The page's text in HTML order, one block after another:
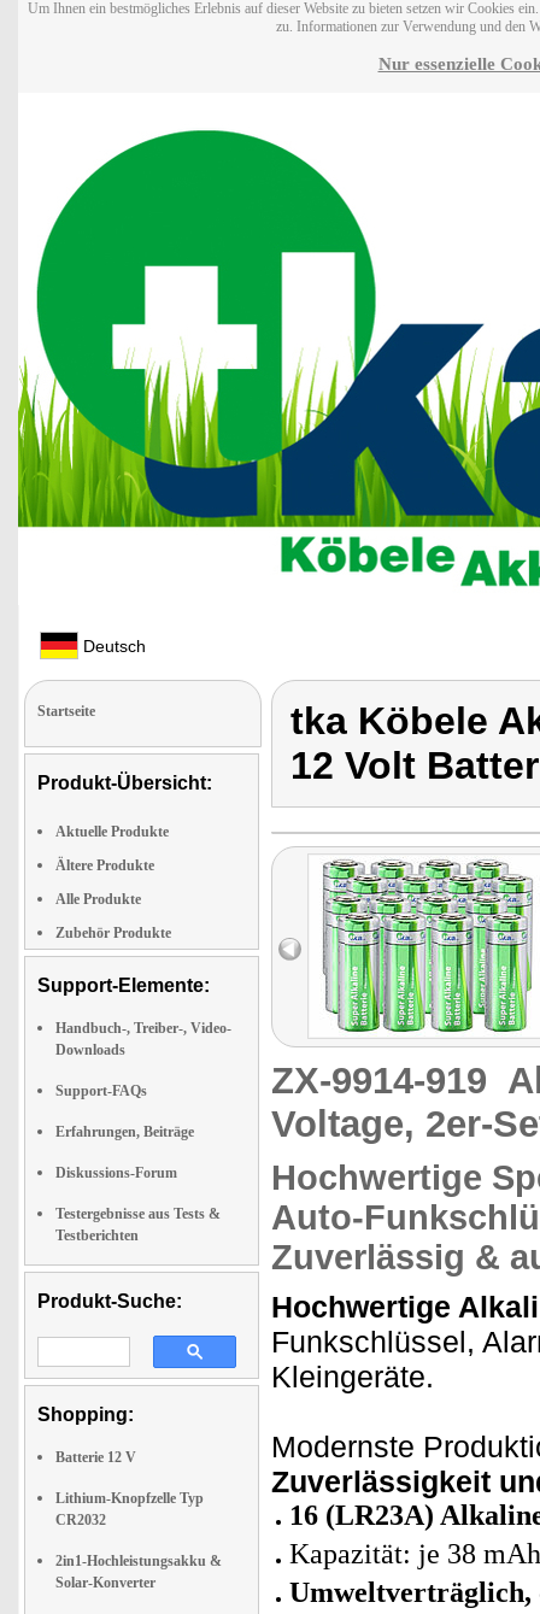
Um Ihnen ein bestmögliches Erlebnis auf dieser Website zu bieten setzen wir Cookies
zu. Informationen zur Verwendung und den
Nur essenzielle
Deutsch
Startseite
Produkt-Übersicht:
Aktuelle Produkte
Ältere Produkte
Alle Produkte
Zubehör Produkte
Support-Elemente:
Handbuch-, Treiber-, Video-
Downloads
Support-FAQs
Erfahrungen, Beiträge
Diskussions-Forum
Testergebnisse aus Tests &
Testberichten
Produkt-Suche:
Shopping:
Batterie 12 V
Lithium-Knopfzelle Typ
CR2032
2in1-Hochleistungsakku &
Solar-Konverter
tka Köbele
12 Volt
ZX-9914-919
Voltage, 2er-
Hochwertige
Auto-
Zuverlässig &
Hochwertige
Funkschlüssel,
Kleingeräte.
Modernste
Zuverlässigkeit
16 (LR23A)
Kapazität: je 38 mAh
Umweltverträglich,